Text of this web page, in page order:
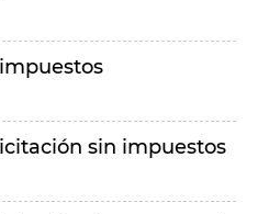
sin impuestos